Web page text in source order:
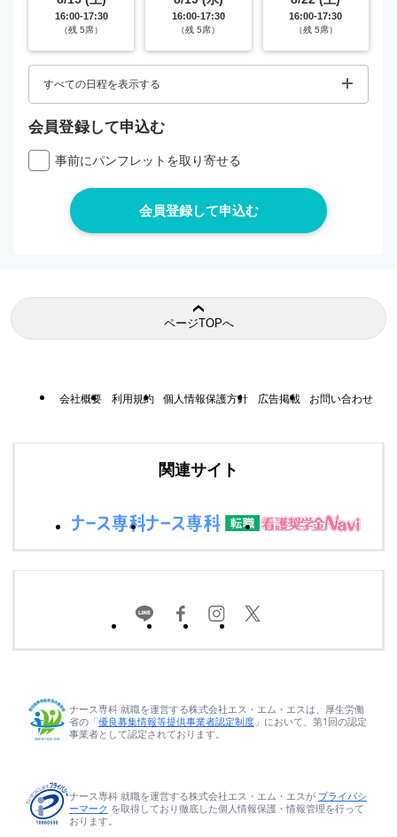
16:00-17:30
（残 5席）
16:00-17:30
（残 5席）
16:00-17:30
（残 5席）
すべての日程を表示する
会員登録して申込む
事前にパンフレットを取り寄せる
ページTOPへ